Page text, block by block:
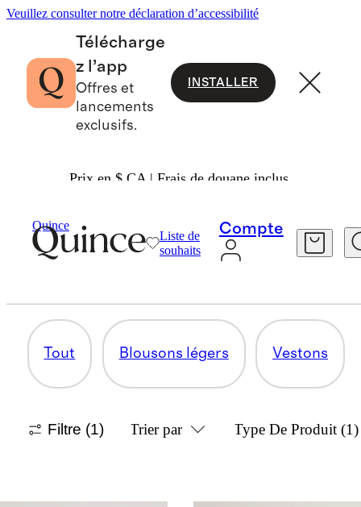
Veuillez consulter notre déclaration d’accessibilité
Télécharge
z l’app
Offres et
lancements
exclusifs.
INSTALLER
Prix en $ CA | Frais de douane inclus.
Quince
Liste de
souhaits
Compte
Blousons
GILETS
Tout Blousons légers Vestons
Filtre (1) Trier par Type De Produit (1)